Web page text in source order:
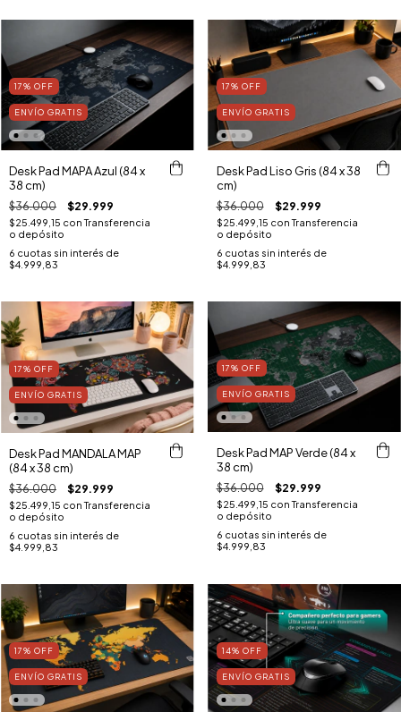
17% OFF
ENVÍO GRATIS
Desk Pad MAPA Azul (84 x
38 cm)
$36.000 $29.999
$25.499,15 con Transferencia
o depósito
6 cuotas sin interés de
$4.999,83
17% OFF
ENVÍO GRATIS
Desk Pad Liso Gris (84 x 38
cm)
$36.000 $29.999
$25.499,15 conTransferencia
o depósito
6 cuotas sin interés de
$4.999,83
17% OFF
ENVÍO GRATIS
Desk Pad MANDALA MAP
(84 x 38 cm)
$36.000 $29.999
$25.499,15 con Transferencia
o depósito
6 cuotas sin interés de
$4.999,83
17% OFF
ENVÍO GRATIS
Desk Pad MAP Verde (84 x
38 cm)
$36.000 $29.999
$25.499,15 conTransferencia
o depósito
6 cuotas sin interés de
$4.999,83
17% OFF
ENVÍO GRATIS
14% OFF
ENVÍO GRATIS